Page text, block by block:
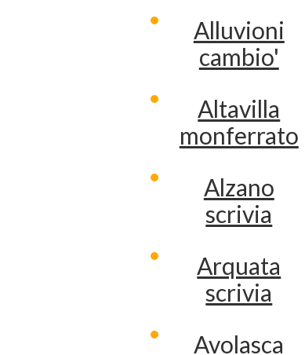
Alluvioni
cambio'
Altavilla
monferrato
Alzano
scrivia
Arquata
scrivia
Avolasca